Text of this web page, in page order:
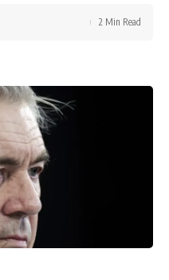
2 Min Read